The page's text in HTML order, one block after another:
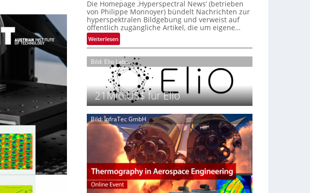
i
o
n
N
i
h
t
2
0
2
t
e
i
l
i
t
s
i
c
h
a
n
S
e
e
a
c
t
P
s
t
ä
r
t
P
r
ä
s
e
n
z
i
E
M
E
A
Die Homepage ‚Hyperspectral News‘ (betrieben
von Philippe Monnoyer) bündelt Nachrichten zur
hyperspektralen Bildgebung und verweist auf
öffentlich zugängliche Artikel, die um eigene…
Weiterlesen:
H
o
m
e
p
a
g
e
‚
H
y
p
e
r
s
p
Bild: Elio Labs.
21Mio.US$ für Elio
Bild: InfraTec GmbH